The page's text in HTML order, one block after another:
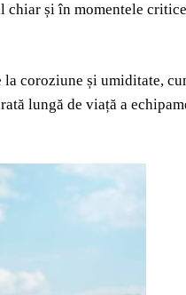
și în momentele
coroziune și umiditate,
lungă de viață a